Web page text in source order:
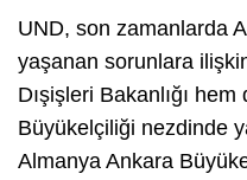
UND, son zamanlarda
yaşanan sorunlara
Dışişleri Bakanlığı
Büyükelçiliği nezdinde
Almanya Ankara